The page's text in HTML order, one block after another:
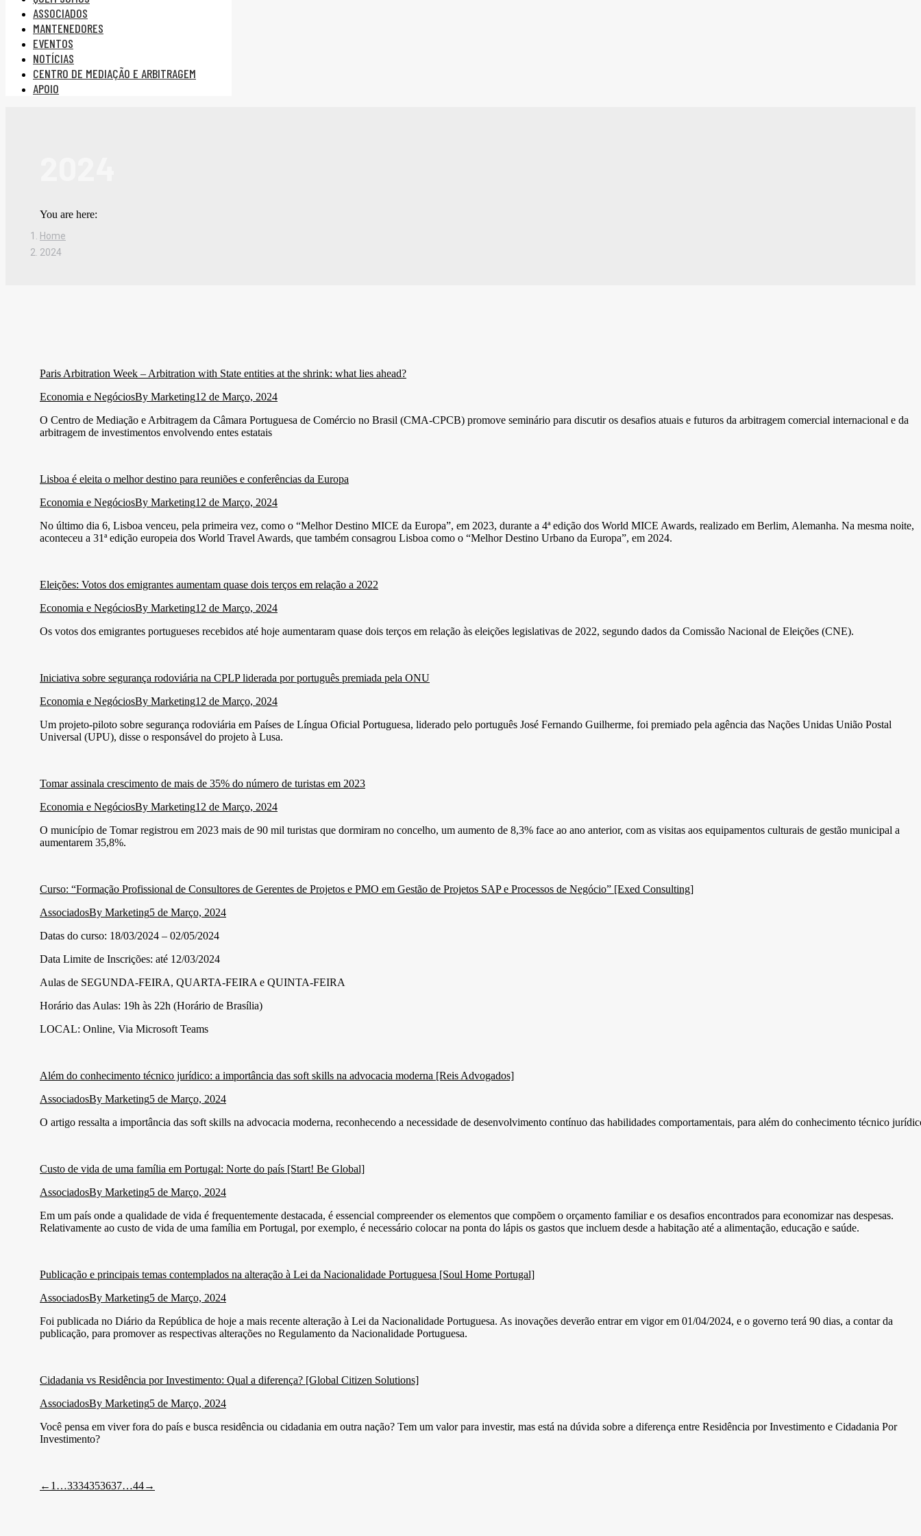
ASSOCIADOS
MANTENEDORES
EVENTOS
NOTÍCIAS
CENTRO DE MEDIAÇÃO E ARBITRAGEM
APOIO
You are here:
Home
2024
Paris Arbitration Week – Arbitration with State entities at the shrink: what lies ahead?
Economia e NegóciosBy Marketing12 de Março, 2024
O Centro de Mediação e Arbitragem da Câmara Portuguesa de Comércio no Brasil (CMA-CPCB) promove seminário para discutir os desafios atuais e futuros da arbitragem comercial internacional e da
arbitragem de investimentos envolvendo entes estatais
Lisboa é eleita o melhor destino para reuniões e conferências da Europa
Economia e NegóciosBy Marketing12 de Março, 2024
No último dia 6, Lisboa venceu, pela primeira vez, como o “Melhor Destino MICE da Europa”, em 2023, durante a 4ª edição dos World MICE Awards, realizado em Berlim, Alemanha. Na mesma noite,
aconteceu a 31ª edição europeia dos World Travel Awards, que também consagrou Lisboa como o “Melhor Destino Urbano da Europa”, em 2024.
Eleições: Votos dos emigrantes aumentam quase dois terços em relação a 2022
Economia e NegóciosBy Marketing12 de Março, 2024
Os votos dos emigrantes portugueses recebidos até hoje aumentaram quase dois terços em relação às eleições legislativas de 2022, segundo dados da Comissão Nacional de Eleições (CNE).
Iniciativa sobre segurança rodoviária na CPLP liderada por português premiada pela ONU
Economia e NegóciosBy Marketing12 de Março, 2024
Um projeto-piloto sobre segurança rodoviária em Países de Língua Oficial Portuguesa, liderado pelo português José Fernando Guilherme, foi premiado pela agência das Nações Unidas União Postal
Universal (UPU), disse o responsável do projeto à Lusa.
Tomar assinala crescimento de mais de 35% do número de turistas em 2023
Economia e NegóciosBy Marketing12 de Março, 2024
O município de Tomar registrou em 2023 mais de 90 mil turistas que dormiram no concelho, um aumento de 8,3% face ao ano anterior, com as visitas aos equipamentos culturais de gestão municipal a
aumentarem 35,8%.
Curso: “Formação Profissional de Consultores de Gerentes de Projetos e PMO em Gestão de Projetos SAP e Processos de Negócio” [Exed Consulting]
AssociadosBy Marketing5 de Março, 2024
Datas do curso: 18/03/2024 – 02/05/2024
Data Limite de Inscrições: até 12/03/2024
Aulas de SEGUNDA-FEIRA, QUARTA-FEIRA e QUINTA-FEIRA
Horário das Aulas: 19h às 22h (Horário de Brasília)
LOCAL: Online, Via Microsoft Teams
Além do conhecimento técnico jurídico: a importância das soft skills na advocacia moderna [Reis Advogados]
AssociadosBy Marketing5 de Março, 2024
O artigo ressalta a importância das soft skills na advocacia moderna, reconhecendo a necessidade de desenvolvimento contínuo das habilidades comportamentais, para além do conhecimento técnico
Custo de vida de uma família em Portugal: Norte do país [Start! Be Global]
AssociadosBy Marketing5 de Março, 2024
Em um país onde a qualidade de vida é frequentemente destacada, é essencial compreender os elementos que compõem o orçamento familiar e os desafios encontrados para economizar nas despesas.
Relativamente ao custo de vida de uma família em Portugal, por exemplo, é necessário colocar na ponta do lápis os gastos que incluem desde a habitação até a alimentação, educação e saúde.
Publicação e principais temas contemplados na alteração à Lei da Nacionalidade Portuguesa [Soul Home Portugal]
AssociadosBy Marketing5 de Março, 2024
Foi publicada no Diário da República de hoje a mais recente alteração à Lei da Nacionalidade Portuguesa. As inovações deverão entrar em vigor em 01/04/2024, e o governo terá 90 dias, a contar da
publicação, para promover as respectivas alterações no Regulamento da Nacionalidade Portuguesa.
Cidadania vs Residência por Investimento: Qual a diferença? [Global Citizen Solutions]
AssociadosBy Marketing5 de Março, 2024
Você pensa em viver fora do país e busca residência ou cidadania em outra nação? Tem um valor para investir, mas está na dúvida sobre a diferença entre Residência por Investimento e Cidadania Por
Investimento?
← 1 …3334353637…44→